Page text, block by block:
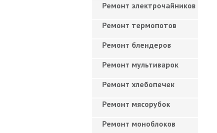
Ремонт электрочайников
Ремонт термопотов
Ремонт блендеров
Ремонт мультиварок
Ремонт хлебопечек
Ремонт мясорубок
Ремонт моноблоков